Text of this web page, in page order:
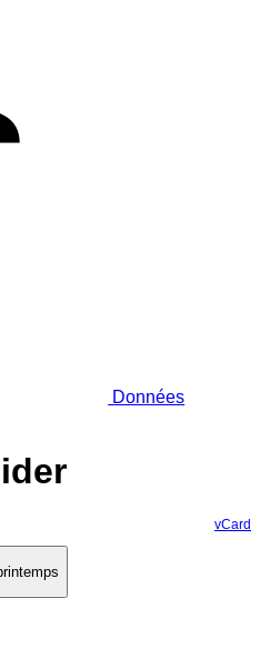
Données
vCard